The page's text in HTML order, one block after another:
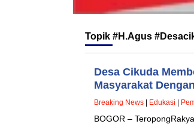
Topik #H.Agus
Desa Cikuda
Masyarakat
Breaking News | Edukasi |
BOGOR –